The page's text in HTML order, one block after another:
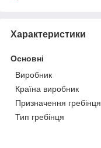
Характеристики
Основні
Виробник
Країна виробник
Призначення гребінця
Тип гребінця